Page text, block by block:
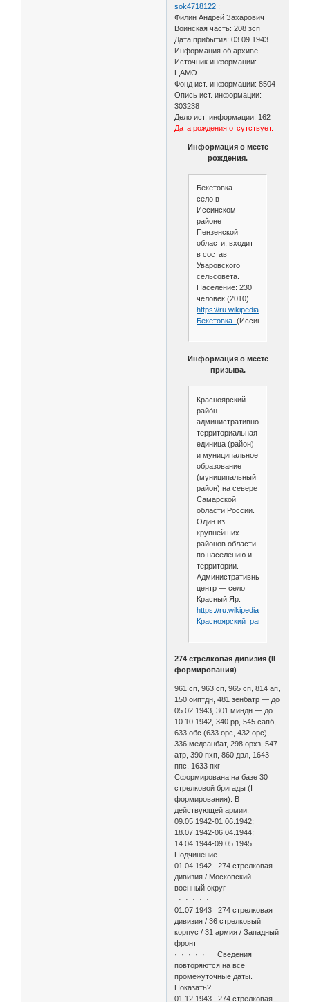
sok4718122 :
Филин Андрей Захарович
Воинская часть: 208 зсп
Дата прибытия: 03.09.1943
Информация об архиве -
Источник информации:
ЦАМО
Фонд ист. информации: 8504
Опись ист. информации:
303238
Дело ист. информации: 162
Дата рождения отсутствует.
Информация о месте
рождения.
Бекетовка —
село в
Иссинском
районе
Пензенской
области, входит
в состав
Уваровского
сельсовета.
Население: 230
человек (2010).
https://ru.wikipedia.org/wiki/
Бекетовка_ (Иссинский_район)
Информация о месте
призыва.
Красноя́рский
райо́н —
административно-
территориальная
единица (район)
и муниципальное
образование
(муниципальный
район) на севере
Самарской
области России.
Один из
крупнейших
районов области
по населению и
территории.
Административный
центр — село
Красный Яр.
https://ru.wikipedia.org/wiki/
Красноярский_район_
274 стрелковая дивизия (II
формирования)
961 сп, 963 сп, 965 сп, 814 ап,
150 оиптдн, 481 зенбатр — до
05.02.1943, 301 миндн — до
10.10.1942, 340 рр, 545 сапб,
633 обс (633 орс, 432 орс),
336 медсанбат, 298 орхз, 547
атр, 390 пхп, 860 двл, 1643
ппс, 1633 пкг
Сформирована на базе 30
стрелковой бригады (I
формирования). В
действующей армии:
09.05.1942-01.06.1942;
18.07.1942-06.04.1944;
14.04.1944-09.05.1945
Подчинение
01.04.1942 274 стрелковая
дивизия / Московский
военный округ
· · · · ·
01.07.1943 274 стрелковая
дивизия / 36 стрелковый
корпус / 31 армия / Западный
фронт
· · · · · Сведения
повторяются на все
промежуточные даты.
Показать?
01.12.1943 274 стрелковая